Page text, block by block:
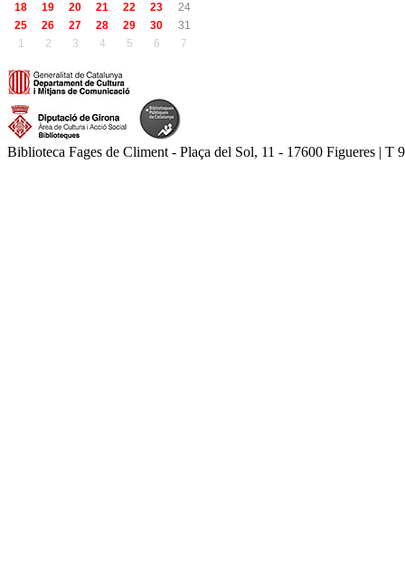
18
19 20 21 22 23
24
25
26 27 28 29 30
31
1
2 3 4 5 6 7
Biblioteca Fages de Climent - Plaça del Sol, 11 - 17600 Figueres |